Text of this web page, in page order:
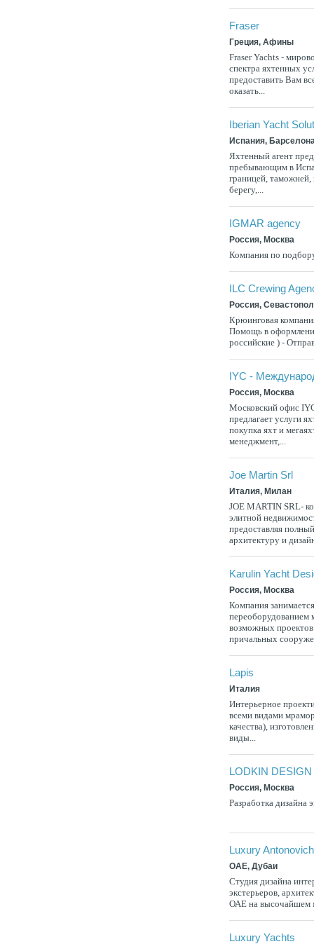
Fraser
Греция, Афины
Fraser Yachts -
спектра яхтенных
предоставить Вам
оказать...
Iberian Yacht
Испания,
Яхтенный агент
пребывающим в
границей, таможней,
берегу,...
IGMAR agency
Россия, Москва
Компания по
ILC Crewing
Россия,
Крюинговая
Помощь в
российские ) -
IYC -
Россия, Москва
Московский офис
предлагает услуги
покупка яхт и
менеджмент,...
Joe Martin Srl
Италия, Милан
JOE MARTIN SRL-
элитной
предоставляя
архитектуру и
Karulin Yacht
Россия, Москва
Компания
переоборудованием
возможных
причальных
Lapis
Италия
Интерьерное
всеми видами
качества),
виды...
LODKIN DESIGN
Россия, Москва
Разработка дизайна
Luxury
ОАЕ, Дубаи
Студия дизайна
экстерьеров,
ОАЕ на высочайшем
Luxury Yachts